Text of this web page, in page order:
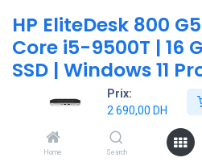
Prix:
2 690,00 DH
Home Search
HP EliteDesk 800
Core i5-9500T | 16
SSD | Windows 11
(0 avis)
-Processeur : Intel Core i5-9500T (6
consommation)
-Mémoire : 16 Go DDR4